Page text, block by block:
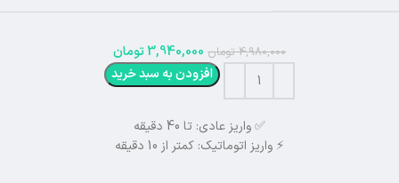
4,980,000 تومان 3,940,000تومان
افزودن به سبد خرید
✅ واریز عادی: تا 40 دقیقه
⚡ واریز اتوماتیک: کمتر از 10 دقیقه